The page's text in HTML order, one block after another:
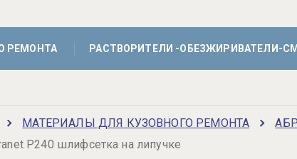
РЕМОНТА РАСТВОРИТЕЛИ -ОБЕЗЖИРИВАТЕЛИ-
МАТЕРИАЛЫ ДЛЯ КУЗОВНОГО РЕМОНТА
P240 шлифсетка на липучке